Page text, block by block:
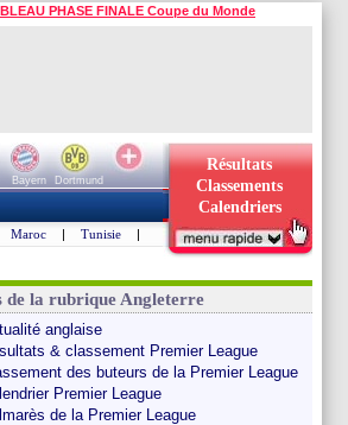
PHASE FINALE Coupe du Monde
Bayern
Dortmund
Résultats
Classements
Calendriers
Maroc | Tunisie |
de la rubrique Angleterre
anglaise
& classement Premier League
des buteurs de la Premier League
Premier League
de la Premier League